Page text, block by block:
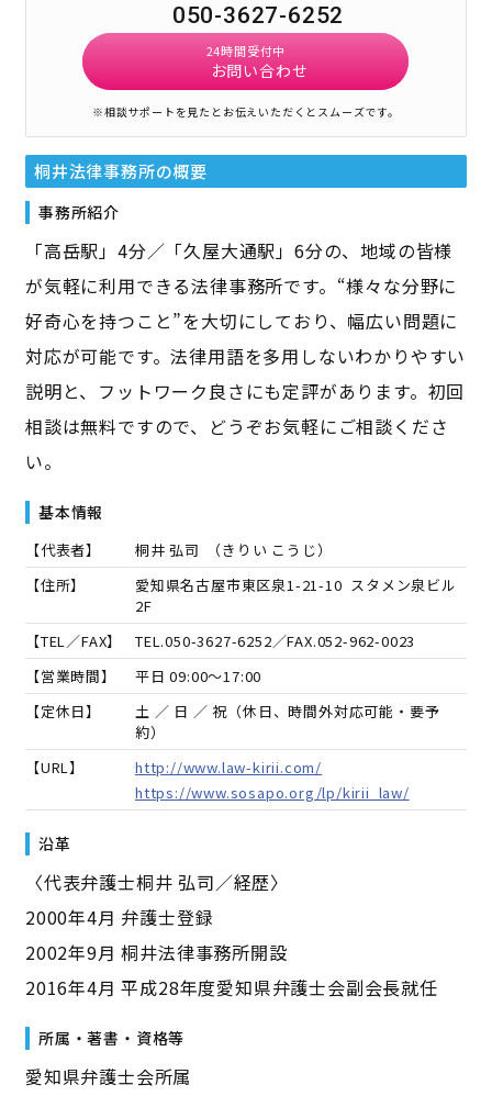
050-3627-6252
24時間受付中
お問い合わせ
※相談サポートを見たとお伝えいただくとスムーズです。
桐井法律事務所の概要
事務所紹介
「高岳駅」4分／「久屋大通駅」6分の、地域の皆様
が気軽に利用できる法律事務所です。“様々な分野に
好奇心を持つこと”を大切にしており、幅広い問題に
対応が可能です。法律用語を多用しないわかりやすい
説明と、フットワーク良さにも定評があります。初回
相談は無料ですので、どうぞお気軽にご相談くださ
い。
基本情報
【代表者】 桐井 弘司 （きりい こうじ）
【住所】
愛知県名古屋市東区泉1-21-10 スタメン泉ビル
2F
【TEL／FAX】
TEL.050-3627-6252／FAX.052-962-0023
【営業時間】
平日 09:00～17:00
【定休日】
土 ／ 日 ／ 祝（休日、時間外対応可能・要予
約）
【URL】
http://www.law-kirii.com/
https://www.sosapo.org/lp/kirii_law/
沿革
〈代表弁護士桐井 弘司／経歴〉
2000年4月 弁護士登録
2002年9月 桐井法律事務所開設
2016年4月 平成28年度愛知県弁護士会副会長就任
所属・著書・資格等
愛知県弁護士会所属